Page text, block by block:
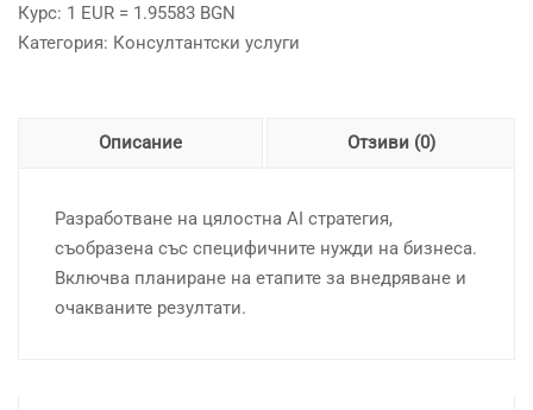
Курс: 1 EUR = 1.95583 BGN
Категория: Консултантски услуги
Описание Отзиви (0)
Разработване на цялостна AI стратегия,
съобразена със специфичните нужди на бизнеса.
Включва планиране на етапите за внедряване и
очакваните резултати.